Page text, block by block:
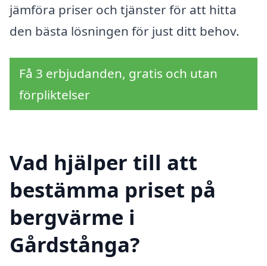
jämföra priser och tjänster för att hitta
den bästa lösningen för just ditt behov.
Få 3 erbjudanden, gratis och utan
förpliktelser
Vad hjälper till att
bestämma priset på
bergvärme i
Gårdstånga?